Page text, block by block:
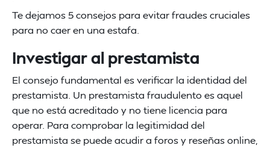
Te dejamos 5 consejos para evitar fraudes cruciales
para no caer en una estafa.
Investigar al prestamista
El consejo fundamental es verificar la identidad del
prestamista. Un prestamista fraudulento es aquel
que no está acreditado y no tiene licencia para
operar. Para comprobar la legitimidad del
prestamista se puede acudir a foros y reseñas online,